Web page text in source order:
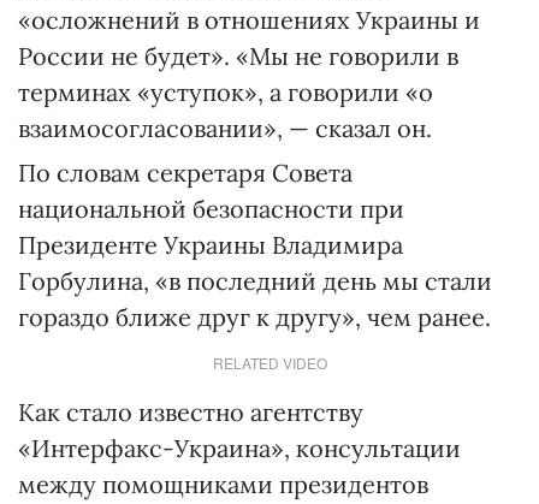
«осложнений в отношениях Украины и
России не будет». «Мы не говорили в
терминах «уступок», а говорили «о
взаимосогласовании», — сказал он.
По словам секретаря Совета
национальной безопасности при
Президенте Украины Владимира
Горбулина, «в последний день мы стали
гораздо ближе друг к другу», чем ранее.
RELATED VIDEO
Как стало известно агентству
«Интерфакс-Украина», консультации
между помощниками президентов